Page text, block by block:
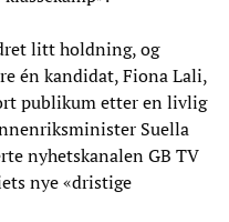
litt holdning, og
én kandidat, Fiona Lali,
publikum etter en livlig
Suella
nyhetskanalen GB TV
nye «dristige